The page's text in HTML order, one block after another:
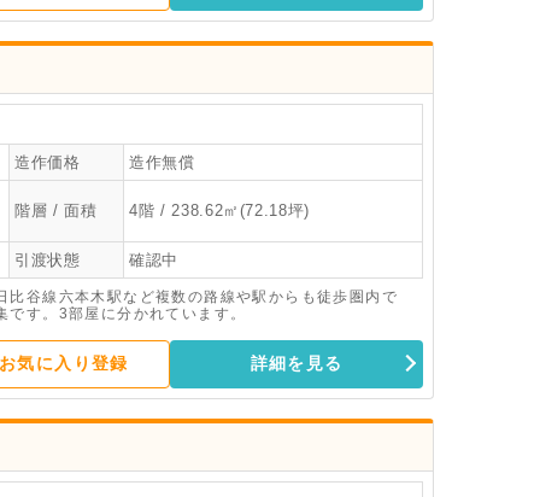
造作価格 造作無償
階層 / 面積 4階 / 238.62㎡(72.18坪)
引渡状態 確認中
谷線六本木駅など複数の路線や駅からも徒歩圏内で
す。3部屋に分かれています。
お気に入り登録 詳細を見る